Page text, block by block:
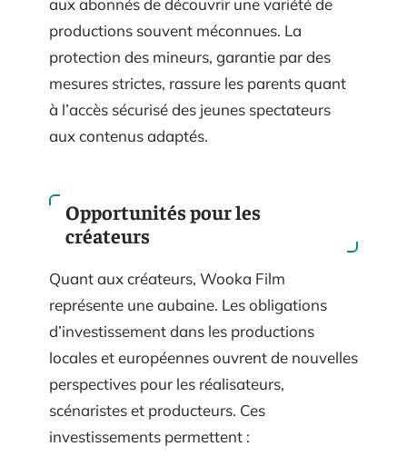
productions souvent méconnues. La
protection des mineurs, garantie par des
mesures strictes, rassure les parents quant
à l’accès sécurisé des jeunes spectateurs
aux contenus adaptés.
Opportunités pour les
créateurs
Quant aux créateurs, Wooka Film
représente une aubaine. Les obligations
d’investissement dans les productions
locales et européennes ouvrent de nouvelles
perspectives pour les réalisateurs,
scénaristes et producteurs. Ces
investissements permettent :